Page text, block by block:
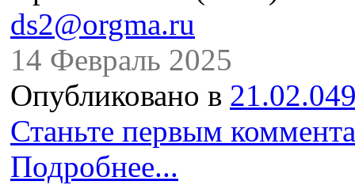
ds2@orgma.ru
14 Февраль 2025
Опубликовано в
Станьте первым
Подробнее...